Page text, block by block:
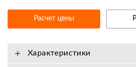
Расчет цены
Характеристики